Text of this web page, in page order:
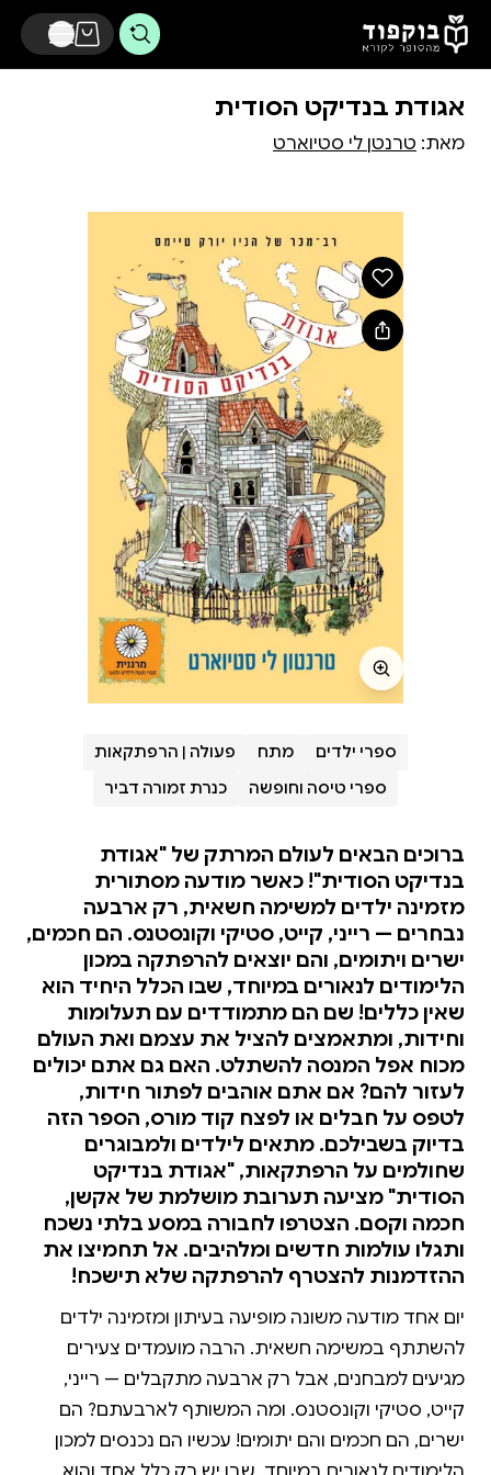
דלג לתוכן הראשי
אגודת בנדיקט הסודית
מאת: טרנטן לי סטיוארט
ספרי ילדים מתח
פעולה | הרפתקאות
ספרי טיסה וחופשה
כנרת זמורה דביר
ברוכים הבאים לעולם המרתק של "אגודת
בנדיקט הסודית"! כאשר מודעה מסתורית
מזמינה ילדים למשימה חשאית, רק ארבעה
נבחרים — רייני, קייט, סטיקי וקונסטנס. הם חכמים,
ישרים ויתומים, והם יוצאים להרפתקה במכון
הלימודים לנאורים במיוחד, שבו הכלל היחיד הוא
שאין כללים! שם הם מתמודדים עם תעלומות
וחידות, ומתאמצים להציל את עצמם ואת העולם
מכוח אפל המנסה להשתלט. האם גם אתם יכולים
לעזור להם? אם אתם אוהבים לפתור חידות,
לטפס על חבלים או לפצח קוד מורס, הספר הזה
בדיוק בשבילכם. מתאים לילדים ולמבוגרים
שחולמים על הרפתקאות, "אגודת בנדיקט
הסודית" מציעה תערובת מושלמת של אקשן,
חכמה וקסם. הצטרפו לחבורה במסע בלתי נשכח
ותגלו עולמות חדשים ומלהיבים. אל תחמיצו את
ההזדמנות להצטרף להרפתקה שלא תישכח!
יום אחד מודעה משונה מופיעה בעיתון ומזמינה ילדים
להשתתף במשימה חשאית. הרבה מועמדים צעירים
מגיעים למבחנים, אבל רק ארבעה מתקבלים — רייני,
קייט, סטיקי וקונסטנס. ומה המשותף לארבעתם? הם
ישרים, הם חכמים והם יתומים! עכשיו הם נכנסים למכון